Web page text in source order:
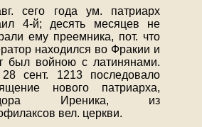
сего года ум. патриарх
4-й; десять месяцев не
ему преемника, пот. что
находился во Фракии и
был войною с латинянами.
сент. 1213 последовало
нового патриарха,
Иреника, из
вел. церкви.